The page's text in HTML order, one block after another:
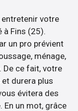
votre
à Fins (25).
un pro prévient
ménage,
ce fait, votre
durera plus
évitera des
un mot, grâce